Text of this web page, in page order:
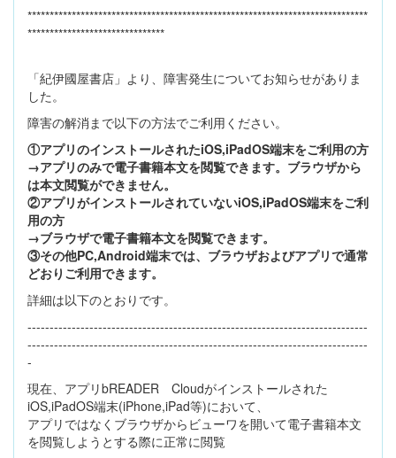
*****************************************************************************
*******************************
「紀伊國屋書店」より、障害発生についてお知らせがありま
した。
障害の解消まで以下の方法でご利用ください。
①アプリのインストールされたiOS,iPadOS端末をご利用の方
→アプリのみで電子書籍本文を閲覧できます。ブラウザから
は本文閲覧ができません。
②アプリがインストールされていないiOS,iPadOS端末をご利
用の方
→ブラウザで電子書籍本文を閲覧できます。
③その他PC,Android端末では、ブラウザおよびアプリで通常
どおりご利用できます。
詳細は以下のとおりです。
-----------------------------------------------------------------------------
-----------------------------------------------------------------------------
-
現在、アプリbREADER Cloudがインストールされた
iOS,iPadOS端末(iPhone,iPad等)において、
アプリではなくブラウザからビューワを開いて電子書籍本文
を閲覧しようとする際に正常に閲覧